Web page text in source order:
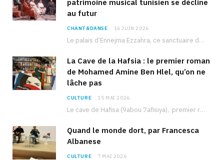
patrimoine musical tunisien se décline
au futur
CHANT&DANSE 16 JUIN 2026
Le palais d’Ennejma Ezzahra, ce sanctuaire de la musique tunisienne et méditerranéenne construit par le…
La Cave de la Hafsia : le premier roman
de Mohamed Amine Ben Hlel, qu’on ne
lâche pas
CULTURE 15 MAI 2026
Le cave de Hafisa (9abou 7afisiya), premier roman du journaliste tunisien Mohamed Amine Ben Hlel,…
Quand le monde dort, par Francesca
Albanese
CULTURE 7 MAI 2026